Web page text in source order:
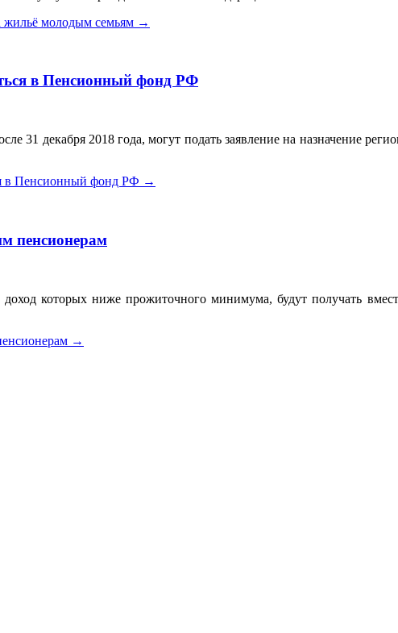
жильё молодым семьям →
в Пенсионный фонд РФ
декабря 2018 года, могут подать заявление на назначение
в Пенсионный фонд РФ →
пенсионерам
которых ниже прожиточного минимума, будут получать
→